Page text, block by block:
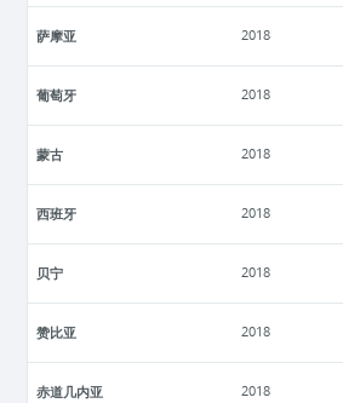
萨摩亚 2018
葡萄牙 2018
蒙古 2018
西班牙 2018
贝宁 2018
赞比亚 2018
赤道几内亚 2018